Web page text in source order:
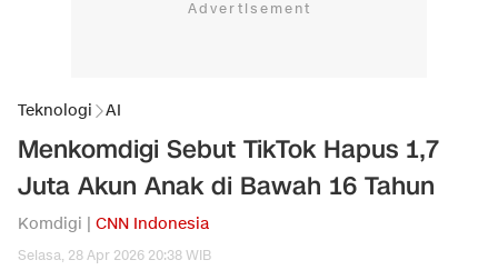
Teknologi AI
Menkomdigi Sebut TikTok Hapus 1,7
Juta Akun Anak di Bawah 16 Tahun
Komdigi | CNN Indonesia
Selasa, 28 Apr 2026 20:38 WIB